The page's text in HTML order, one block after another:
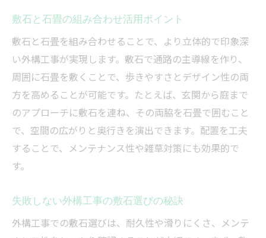
敷石と石畳の組み合わせ活用ポイント
敷石と石畳を組み合わせることで、より立体的で印象深
い外構工事が実現します。敷石で通路の主導線を作り、
周囲に石畳を敷くことで、歩きやすさとデザイン性の両
方を高めることが可能です。たとえば、玄関から庭まで
のアプローチに敷石を連ね、その両脇を石畳で囲むこと
で、空間の広がりと奥行きを演出できます。配置を工夫
することで、メンテナンス性や雑草対策にも効果的で
す。
失敗しない外構工事の敷石選びの秘訣
外構工事での敷石選びは、耐久性や滑りにくさ、メンテ